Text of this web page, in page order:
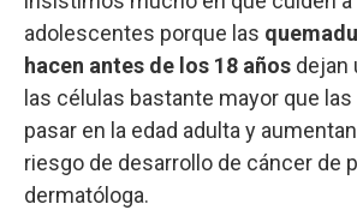
adolescentes porque las
hacen antes de los 18 años dejan
las células bastante mayor que
pasar en la edad adulta y
riesgo de desarrollo de cáncer de
dermatóloga.